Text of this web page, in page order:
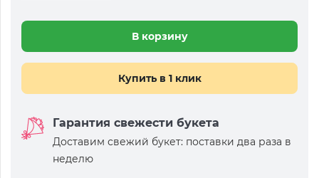
В корзину
Купить в 1 клик
Гарантия свежести букета
Доставим свежий букет: поставки два раза в
неделю